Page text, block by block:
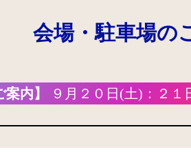
会場・駐車場の
内】 ９月２０日(土)：２１